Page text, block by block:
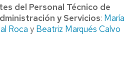
del Personal Técnico de
y Servicios: María
Roca yBeatriz Marqués Calvo